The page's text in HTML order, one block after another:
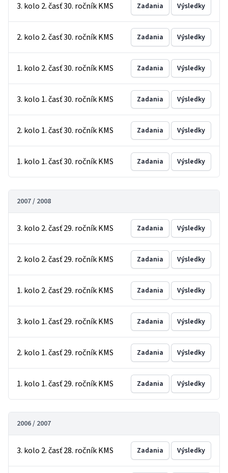
3. kolo 2. časť 30. ročník KMS Zadania Výsledky
2. kolo 2. časť 30. ročník KMS Zadania Výsledky
1. kolo 2. časť 30. ročník KMS Zadania Výsledky
3. kolo 1. časť 30. ročník KMS Zadania Výsledky
2. kolo 1. časť 30. ročník KMS Zadania Výsledky
1. kolo 1. časť 30. ročník KMS Zadania Výsledky
2007 / 2008
3. kolo 2. časť 29. ročník KMS Zadania Výsledky
2. kolo 2. časť 29. ročník KMS Zadania Výsledky
1. kolo 2. časť 29. ročník KMS Zadania Výsledky
3. kolo 1. časť 29. ročník KMS Zadania Výsledky
2. kolo 1. časť 29. ročník KMS Zadania Výsledky
1. kolo 1. časť 29. ročník KMS Zadania Výsledky
2006 / 2007
3. kolo 2. časť 28. ročník KMS Zadania Výsledky